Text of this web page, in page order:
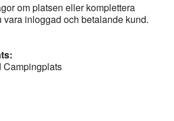
om platsen eller komplettera
vara inloggad och betalande kund.
Campingplats